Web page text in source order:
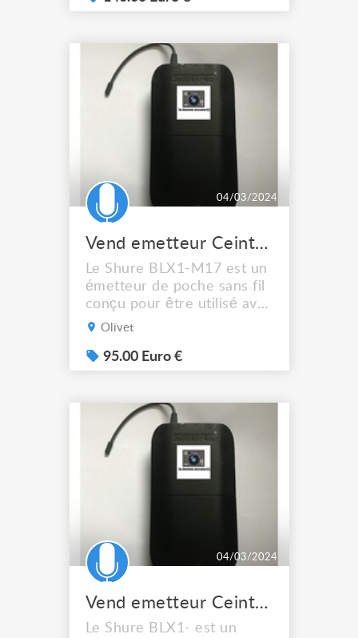
Shure Poids : 218 g
d’utilisation Frais d’envoi
inclus
04/03/2024
Vend emetteur Ceinture BLX 1 M 17 Shure
Le Shure BLX1-M17 est un
émetteur de poche sans fil
conçu pour être utilisé avec
les systèmes sans fil BLX et
L’émetteur de poche est
doté d’un réglage du gain,
la fréquence et d’une
portée de 100 mètres . Le
BLX1 est alimenté par 2
piles AA pour un...
Olivet
95.00 Euro €
04/03/2024
Vend emetteur Ceinture BLX 1 Shure
Le Shure BLX1- est un